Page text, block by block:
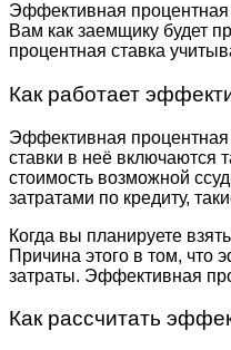
Эффективная процентная
Вам как заемщику будет
процентная ставка
Как работает
Эффективная процентная
ставки в неё включаются
стоимость возможной
затратами по кредиту,
Когда вы планируете
Причина этого в том, что
затраты. Эффективная
Как рассчитать